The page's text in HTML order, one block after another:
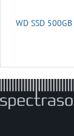
WD SSD